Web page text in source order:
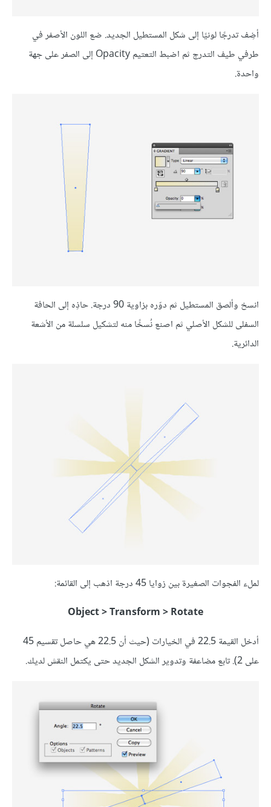
أضِف تدرجًا لونيًا إلى شكل المستطيل الجديد. ضع اللون الأصفر في
طرفي طيف التدرج ثم اضبط التعتيم Opacity إلى الصفر على جهة
واحدة.
انسخ وألصق المستطيل ثم دوّره بزاوية 90 درجة. حاذِه إلى الحافة
السفلى للشكل الأصلي ثم اصنع نُسخًا منه لتشكيل سلسلة من الأشعة
الدائرية.
لملء الفجوات الصغيرة بين زوايا 45 درجة اذهب إلى القائمة:
Object > Transform > Rotate
أدخل القيمة 22.5 في الخيارات (حيث أن 22.5 هي حاصل تقسيم 45
على 2). تابع مضاعفة وتدوير الشكل الجديد حتى يكتمل النقش لديك.